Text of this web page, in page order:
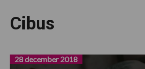
Cibus
28 december 2018